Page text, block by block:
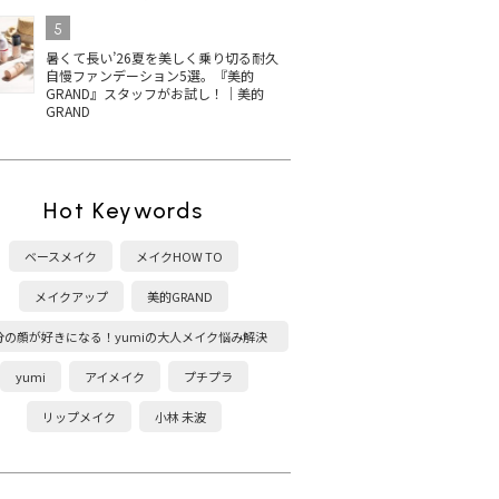
5
暑くて長い’26夏を美しく乗り切る耐久
自慢ファンデーション5選。『美的
GRAND』スタッフがお試し！｜美的
GRAND
Hot Keywords
ベースメイク メイクHOW TO
メイクアップ 美的GRAND
の顔が好きになる！yumiの大人メイク悩み解決
塾
yumi アイメイク プチプラ
リップメイク 小林 未波